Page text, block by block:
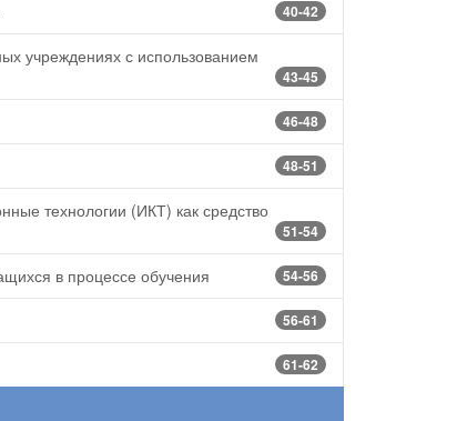
40-42
учреждениях с использованием
43-45
46-48
48-51
технологии (ИКТ) как средство
51-54
в процессе обучения 54-56
56-61
61-62